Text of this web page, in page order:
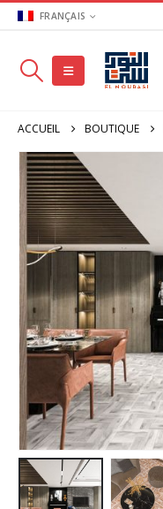
FRANÇAIS
ACCUEIL BOUTIQUE